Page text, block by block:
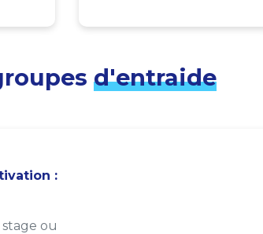
d'entraide
:
ou